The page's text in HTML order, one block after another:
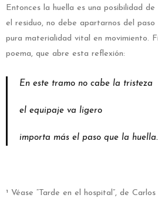
Entonces la huella es una posibilidad de
el residuo, no debe apartarnos del paso
pura materialidad vital en movimiento.
poema, que abre esta reflexión:
En este tramo no cabe la tristeza
el equipaje va ligero
importa más el paso que la
¹ Véase “Tarde en el hospital”, de